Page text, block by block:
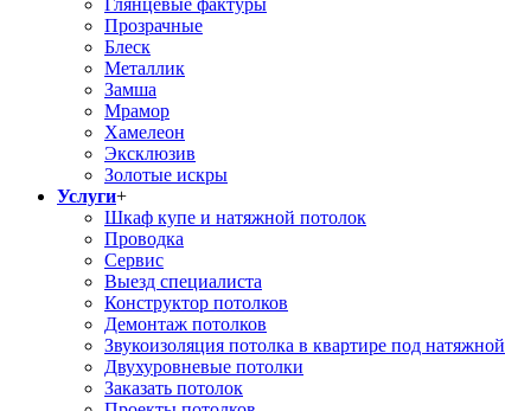
Глянцевые фактуры
Прозрачные
Блеск
Металлик
Замша
Мрамор
Хамелеон
Эксклюзив
Золотые искры
Услуги+
Шкаф купе и натяжной потолок
Проводка
Сервис
Выезд специалиста
Конструктор потолков
Демонтаж потолков
Звукоизоляция потолка в квартире под натяжной
Двухуровневые потолки
Заказать потолок